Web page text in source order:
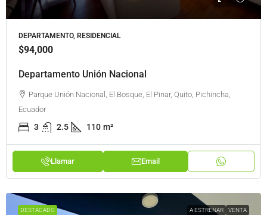
DEPARTAMENTO, RESIDENCIAL
$94,000
Departamento Unión Nacional
Parque Unión Nacional, El Bosque, El Pinar, Quito, Pichincha,
Ecuador
3 2.5 110 m²
Llamar Email
DESTACADO A ESTRENAR VENTA